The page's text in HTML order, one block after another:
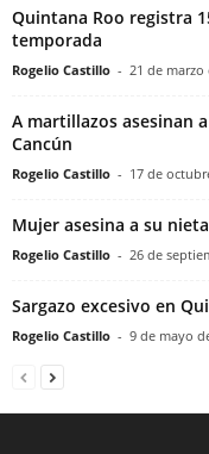
Quintana Roo registra
temporada
Rogelio Castillo - 21 de marzo
A martillazos asesinan
Cancún
Rogelio Castillo - 17 de
Mujer asesina a su
Rogelio Castillo - 26 de
Sargazo excesivo en
Rogelio Castillo - 9 de mayo